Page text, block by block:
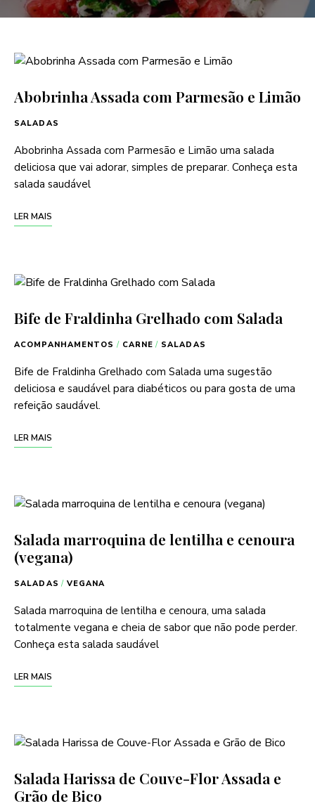
Abobrinha Assada com Parmesão e Limão
SALADAS
Abobrinha Assada com Parmesão e Limão uma salada
deliciosa que vai adorar, simples de preparar. Conheça esta
salada saudável
LER MAIS
Bife de Fraldinha Grelhado com Salada
ACOMPANHAMENTOS / CARNE / SALADAS
Bife de Fraldinha Grelhado com Salada uma sugestão
deliciosa e saudável para diabéticos ou para gosta de uma
refeição saudável.
LER MAIS
Salada marroquina de lentilha e cenoura
(vegana)
SALADAS / VEGANA
Salada marroquina de lentilha e cenoura, uma salada
totalmente vegana e cheia de sabor que não pode perder.
Conheça esta salada saudável
LER MAIS
Salada Harissa de Couve-Flor Assada e
Grão de Bico